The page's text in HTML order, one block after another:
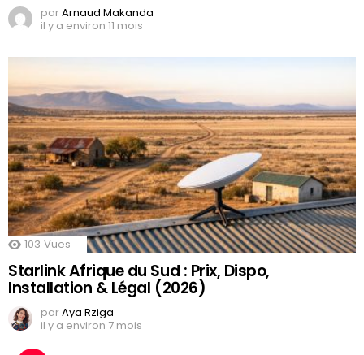
parArnaud Makanda
il y a environ 11 mois
103 Vues
Starlink Afrique du Sud : Prix, Dispo,
Installation & Légal (2026)
parAya Rziga
il y a environ 7 mois